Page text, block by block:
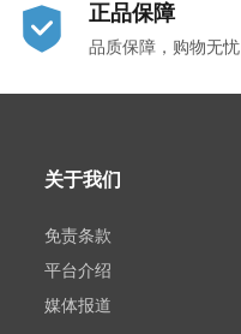
正品保障
品质保障，购物无忧
关于我们
免责条款
平台介绍
媒体报道